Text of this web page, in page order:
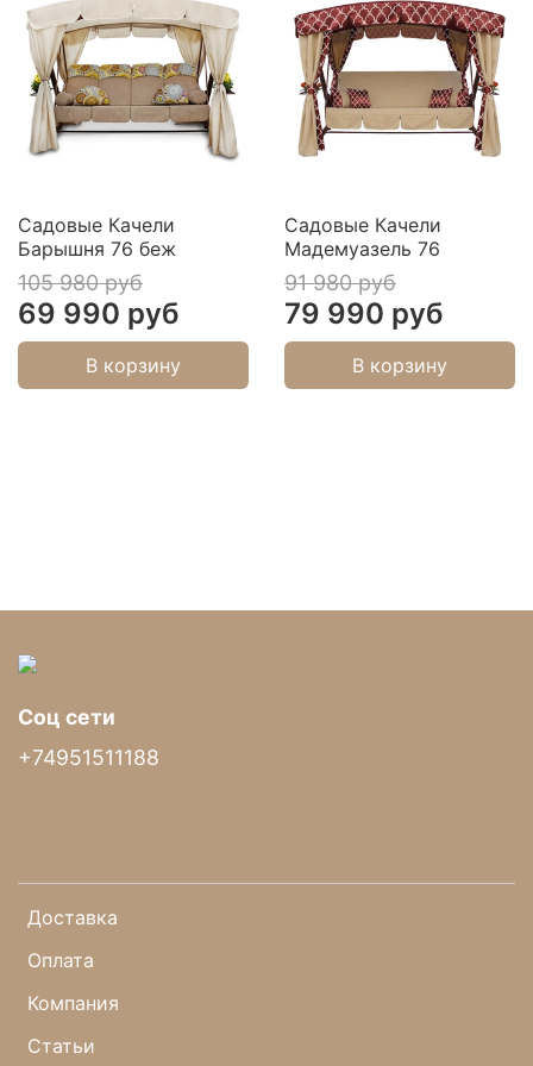
Столик
Качели укомплектованы прикачельным столиком.
ему заходить глубоко над сидящей поверхностью,
при этом не мешая качанию на качелях.
Садовые Качели
Барышня 76 беж
105 980 руб
69 990 руб
В корзину
Садовые Качели
Мадемуазель 76
91 980 руб
79 990 руб
В корзину
Доставка
Оплата
Компания
Статьи
Соц сети
+74951511188